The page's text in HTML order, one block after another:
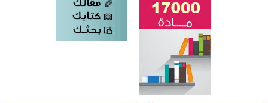
اختتام الدورة التاسعة لمسابقة حفظ وتلاوة القرآن الكريم في أزناكاييف
تيسليتش تختتم برنامجا تعليميا لتعزيز القيم وبناء الشخصية للشباب المسلمين